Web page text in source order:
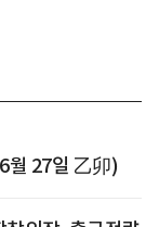
월 27일 乙卯)